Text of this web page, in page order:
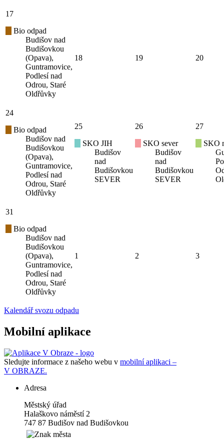
17
Bio odpad
Budišov nad
Budišovkou
(Opava),
Guntramovice,
Podlesí nad
Odrou, Staré
Oldřůvky
18 19 20
24
Bio odpad
Budišov nad
Budišovkou
(Opava),
Guntramovice,
Podlesí nad
Odrou, Staré
Oldřůvky
25
SKO JIH
Budišov
nad
Budišovkou
SEVER
26
SKO sever
Budišov
nad
Budišovkou
SEVER
27
SKO
31
Bio odpad
Budišov nad
Budišovkou
(Opava),
Guntramovice,
Podlesí nad
Odrou, Staré
Oldřůvky
1 2 3
Kalendář svozu odpadu
Mobilní aplikace
Sledujte informace z našeho webu v mobilní aplikaci –
V OBRAZE.
Adresa
Městský úřad
Halaškovo náměstí 2
747 87 Budišov nad Budišovkou